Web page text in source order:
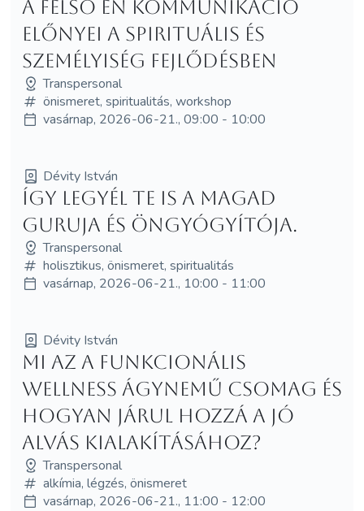
A Felső Én kommunikáció
előnyei a spirituális és
személyiség fejlődésben
Transpersonal
önismeret, spiritualitás, workshop
vasárnap, 2026-06-21., 09:00 - 10:00
Dévity István
Így legyél Te is a magad
guruja és öngyógyítója.
Transpersonal
holisztikus, önismeret, spiritualitás
vasárnap, 2026-06-21., 10:00 - 11:00
Dévity István
Mi az a funkcionális
wellness ágynemű csomag és
hogyan járul hozzá a jó
alvás kialakításához?
Transpersonal
alkímia, légzés, önismeret
vasárnap, 2026-06-21., 11:00 - 12:00